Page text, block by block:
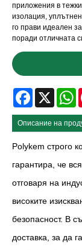
приложения в
изолация,
го прави идеален
поради отличната
Facebook
X
Описание на
Polykem строго
гарантира, че
отговаря на
високите
безопасност. В
доставка, за да